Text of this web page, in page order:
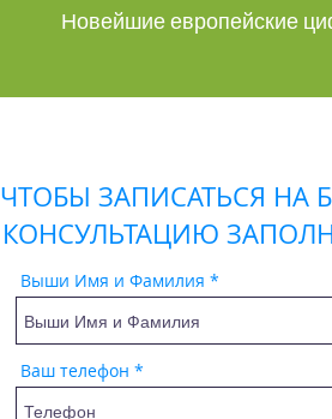
Новейшие европейские
ЧТОБЫ ЗАПИСАТЬСЯ НА
КОНСУЛЬТАЦИЮ
Выши Имя и Фамилия
Ваш телефон